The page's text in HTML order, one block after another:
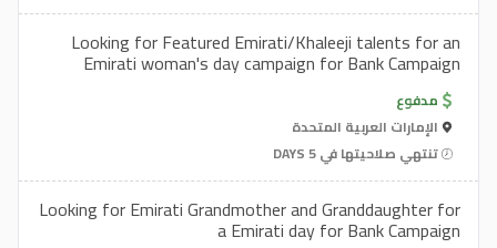
Looking for Featured Emirati/Khaleeji talents for an
Emirati woman's day campaign for Bank Campaign
مدفوع
الإمارات العربية المتحدة
تنتهي صلاحيتها في 5 DAYS
Looking for Emirati Grandmother and Granddaughter for
a Emirati day for Bank Campaign